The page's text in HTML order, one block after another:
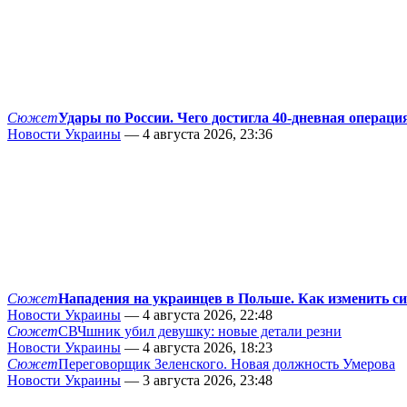
СюжетУдары по России. Чего достигла 40-дневная
Новости Украины — 4 августа 2026, 23:36
СюжетНападения на украинцев в Польше. Как изменить
Новости Украины — 4 августа 2026, 22:48
СюжетСВЧшник убил девушку: новые детали резни
Новости Украины — 4 августа 2026, 18:23
СюжетПереговорщик Зеленского. Новая должность Умерова
Новости Украины — 3 августа 2026, 23:48